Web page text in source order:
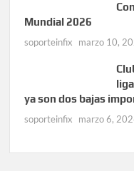
Mundial 2026
soporteinfix marzo 10,
ya son dos bajas
soporteinfix marzo 6,